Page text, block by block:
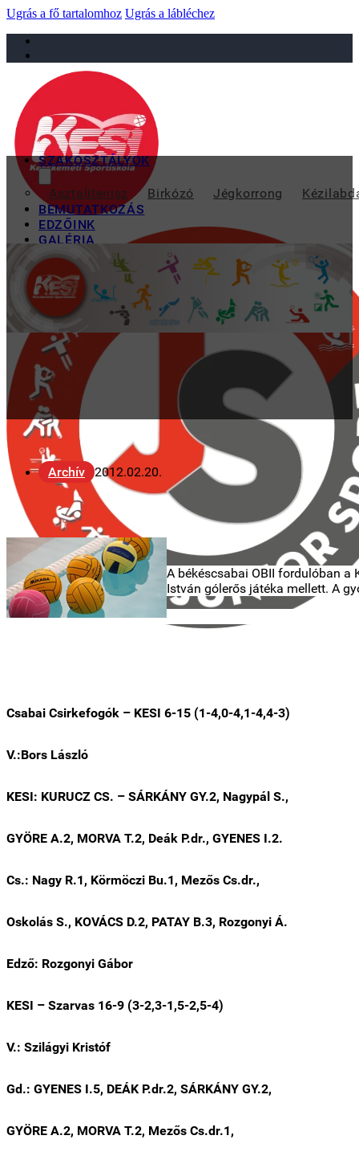
Ugrás a fő tartalomhoz Ugrás a lábléchez
sportiskola@juniorsportkft.hu
SZAKOSZTÁLYOK
Asztalitenisz Birkózó Jégkorrong
BEMUTATKOZÁS
EDZŐINK
GALÉRIA
TAO
KAPCSOLAT
Archív 2012.02.20.
A békéscsabai OBII fordulóban a
István gólerős játéka mellett. A
Csabai Csirkefogók – KESI 6-15 (1-4,0-4,1-4,4-3)
V.:Bors László
KESI: KURUCZ CS. – SÁRKÁNY GY.2, Nagypál S.,
GYÖRE A.2, MORVA T.2, Deák P.dr., GYENES I.2.
Cs.: Nagy R.1, Körmöczi Bu.1, Mezős Cs.dr.,
Oskolás S., KOVÁCS D.2, PATAY B.3, Rozgonyi Á.
Edző: Rozgonyi Gábor
KESI – Szarvas 16-9 (3-2,3-1,5-2,5-4)
V.: Szilágyi Kristóf
Gd.: GYENES I.5, DEÁK P.dr.2, SÁRKÁNY GY.2,
GYÖRE A.2, MORVA T.2, Mezős Cs.dr.1,